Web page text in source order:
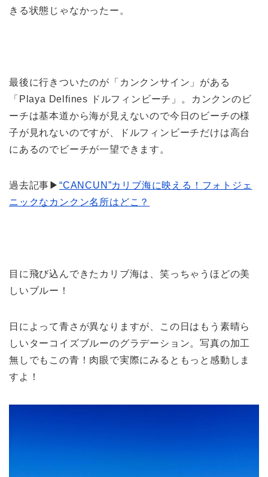
きる状態じゃなかったー。
最後に行きついたのが「カンクンサイン」がある
「Playa Delfines ドルフィンビーチ」。カンクンのビ
ーチは基本道から海が見えないので今日のビーチの様
子が見れないのですが、ドルフィンビーチだけは高台
にあるのでビーチが一望できます。
過去記事▶ “CANCUN”カリブ海に映える！フォトジェ
ニックなカンクン名所はどこ？
目に飛び込んできたカリブ海は、笑っちゃうほどの美
しいブルー！
日によって青さが異なりますが、この日はもう素晴ら
しいターコイズブルーのグラデーション。写真の加工
無しでもこの青！肉眼で実際にみるともっと感動しま
すよ！